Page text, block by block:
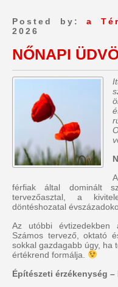
Posted by:a
2026
NŐNAPI
férfiak által dominált
tervezőasztal, a
döntéshozatal
Az utóbbi
Számos tervező, oktató
sokkal gazdagabb úgy, ha
értékrend formálja.
Építészeti érzékenység